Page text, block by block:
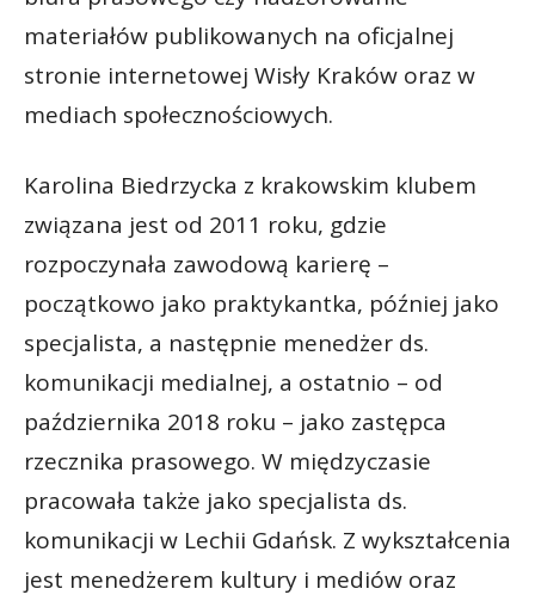
materiałów publikowanych na oficjalnej
stronie internetowej Wisły Kraków oraz w
mediach społecznościowych.
Karolina Biedrzycka z krakowskim klubem
związana jest od 2011 roku, gdzie
rozpoczynała zawodową karierę –
początkowo jako praktykantka, później jako
specjalista, a następnie menedżer ds.
komunikacji medialnej, a ostatnio – od
października 2018 roku – jako zastępca
rzecznika prasowego. W międzyczasie
pracowała także jako specjalista ds.
komunikacji w Lechii Gdańsk. Z wykształcenia
jest menedżerem kultury i mediów oraz